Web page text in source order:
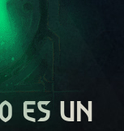
es un